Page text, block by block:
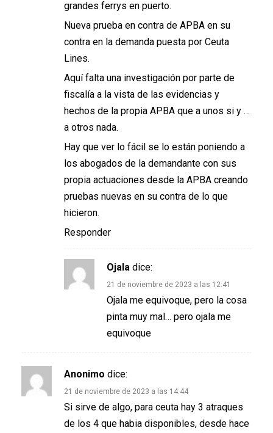
grandes ferrys en puerto.
Nueva prueba en contra de APBA en su
contra en la demanda puesta por Ceuta
Lines.
Aquí falta una investigación por parte de
fiscalía a la vista de las evidencias y
hechos de la propia APBA que a unos si y …
a otros nada.
Hay que ver lo fácil se lo están poniendo a
los abogados de la demandante con sus
propia actuaciones desde la APBA creando
pruebas nuevas en su contra de lo que
hicieron.
Responder
Ojala dice:
21 de noviembre de 2023 a las 12:41
Ojala me equivoque, pero la cosa
pinta muy mal… pero ojala me
equivoque
Anonimo dice:
21 de noviembre de 2023 a las 14:44
Si sirve de algo, para ceuta hay 3 atraques
de los 4 que habia disponibles, desde hace